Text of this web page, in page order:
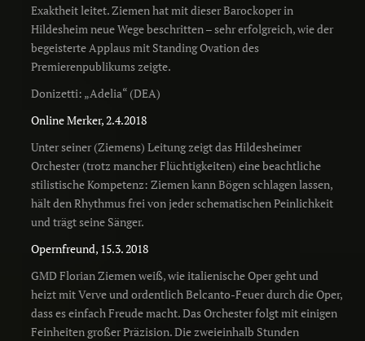
Exaktheit leitet. Ziemen hat mit dieser Barockoper in
Hildesheim neue Wege beschritten – sehr erfolgreich, wie der
begeisterte Applaus mit Standing Ovation des
Premierenpublikums zeigte.
Donizetti: „Adelia“ (DEA)
Online Merker, 2.4.2018
Unter seiner (Ziemens) Leitung zeigt das Hildesheimer
Orchester (trotz mancher Flüchtigkeiten) eine beachtliche
stilistische Kompetenz: Ziemen kann Bögen schlagen lassen,
hält den Rhythmus frei von jeder schematischen Peinlichkeit
und trägt seine Sänger.
Opernfreund, 15.3. 2018
GMD Florian Ziemen weiß, wie italienische Oper geht und
heizt mit Verve und ordentlich Belcanto-Feuer durch die Oper,
dass es einfach Freude macht. Das Orchester folgt mit einigen
Feinheiten großer Präzision. Die zweieinhalb Stunden